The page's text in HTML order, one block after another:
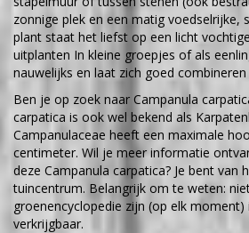
zonnige plek en een matig voedselrijke,
plant staat het liefst op een licht
uitplanten In kleine groepjes of als
nauwelijks en laat zich goed
Ben je op zoek naar Campanula
carpatica is ook wel bekend als
Campanulaceae heeft een maximale
centimeter. Wil je meer informatie
deze Campanula carpatica? Je bent van
tuincentrum. Belangrijk om te weten:
groenencyclopedie zijn (op elk
verkrijgbaar.